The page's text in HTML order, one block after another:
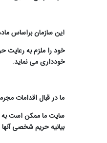
این سازمان براساس ماده 7 تصویب نامه شماره 1127128 شورای عالی اداری مورخ 28/
خود را ملزم به رعایت
خودداری می نماید.
ما در قبال اقدامات
سایت ما ممکن است به
بیانیه حریم شخصی